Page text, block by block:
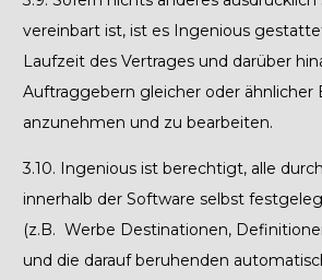
vereinbart ist, ist es Ingenious
Laufzeit des Vertrages und darüber
Auftraggebern gleicher oder ähnlicher
anzunehmen und zu bearbeiten.
3.10. Ingenious ist berechtigt, alle
innerhalb der Software selbst
(z.B. Werbe Destinationen,
und die darauf beruhenden